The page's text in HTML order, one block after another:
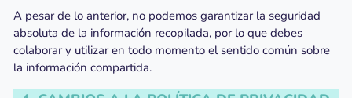
A pesar de lo anterior, no podemos garantizar la seguridad
absoluta de la información recopilada, por lo que debes
colaborar y utilizar en todo momento el sentido común sobre
la información compartida.